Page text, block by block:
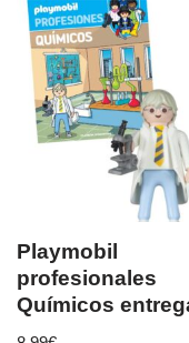
Playmobil
profesionales
Químicos